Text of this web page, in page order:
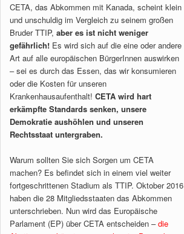
CETA, das Abkommen mit Kanada, scheint klein
und unschuldig im Vergleich zu seinem großen
Bruder TTIP, aber es ist nicht weniger
gefährlich! Es wird sich auf die eine oder andere
Art auf alle europäischen BürgerInnen auswirken
– sei es durch das Essen, das wir konsumieren
oder die Kosten für unseren
Krankenhausaufenthalt! CETA wird hart
erkämpfte Standards senken, unsere
Demokratie aushöhlen und unseren
Rechtsstaat untergraben.
Warum sollten Sie sich Sorgen um CETA
machen? Es befindet sich in einem viel weiter
fortgeschrittenen Stadium als TTIP. Oktober 2016
haben die 28 Mitgliedsstaaten das Abkommen
unterschrieben. Nun wird das Europäische
Parlament (EP) über CETA entscheiden –die